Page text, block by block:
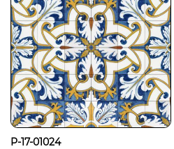
P-17-01024